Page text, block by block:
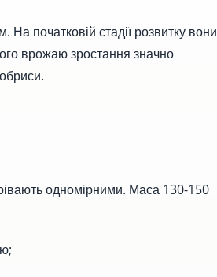
початковій стадії розвитку вони
врожаю зростання значно
одномірними. Маса 130-150